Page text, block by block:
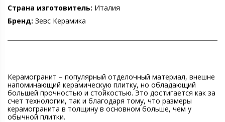
Страна изготовитель: Италия
Бренд: Зевс Керамика
Керамогранит – популярный отделочный материал, внешне
напоминающий керамическую плитку, но обладающий
большей прочностью и стойкостью. Это достигается как за
счет технологии, так и благодаря тому, что размеры
керамогранита в толщину в основном больше, чем у
обычной плитки.